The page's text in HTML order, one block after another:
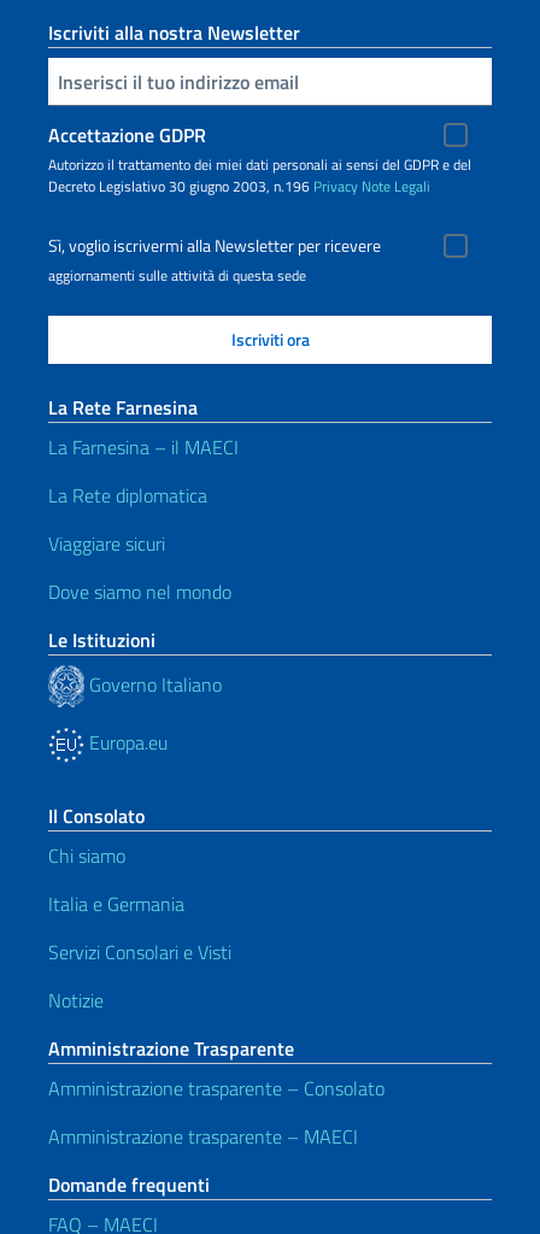
Iscriviti alla nostra Newsletter
Inserisci la tua email
Accettazione GDPR
Autorizzo il trattamento dei miei dati personali ai sensi del GDPR e del
Decreto Legislativo 30 giugno 2003, n.196 Privacy Note Legali
Sì, voglio iscrivermi alla Newsletter per ricevere
aggiornamenti sulle attività di questa sede
La Rete Farnesina
La Farnesina – il MAECI
La Rete diplomatica
Viaggiare sicuri
Dove siamo nel mondo
Le Istituzioni
Governo Italiano
Europa.eu
Il Consolato
Chi siamo
Italia e Germania
Servizi Consolari e Visti
Notizie
Amministrazione Trasparente
Amministrazione trasparente – Consolato
Amministrazione trasparente – MAECI
Domande frequenti
FAQ – MAECI